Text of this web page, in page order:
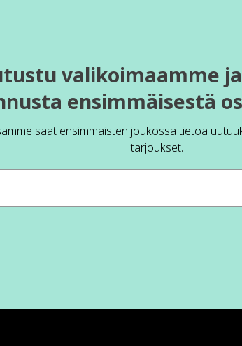
valikoimaamme
ensimmäisestä
saat ensimmäisten joukossa tietoa
tarjoukset.